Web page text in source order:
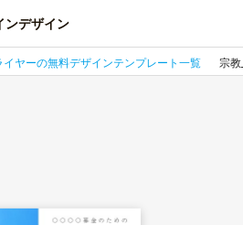
ンデザイン
イヤーの無料デザインテンプレート一覧 宗教